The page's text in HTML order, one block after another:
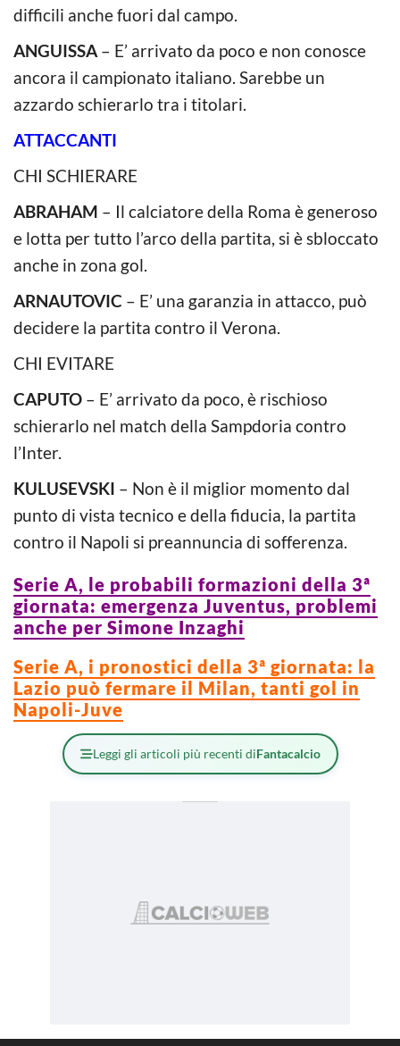
difficili anche fuori dal campo.
ANGUISSA – E’ arrivato da poco e non conosce
ancora il campionato italiano. Sarebbe un
azzardo schierarlo tra i titolari.
ATTACCANTI
CHI SCHIERARE
ABRAHAM – Il calciatore della Roma è generoso
e lotta per tutto l’arco della partita, si è sbloccato
anche in zona gol.
ARNAUTOVIC – E’ una garanzia in attacco, può
decidere la partita contro il Verona.
CHI EVITARE
CAPUTO – E’ arrivato da poco, è rischioso
schierarlo nel match della Sampdoria contro
l’Inter.
KULUSEVSKI – Non è il miglior momento dal
punto di vista tecnico e della fiducia, la partita
contro il Napoli si preannuncia di sofferenza.
Serie A, le probabili formazioni della 3ª
giornata: emergenza Juventus, problemi
anche per Simone Inzaghi
Serie A, i pronostici della 3ª giornata: la
Lazio può fermare il Milan, tanti gol in
Napoli-Juve
Leggi gli articoli più recenti diFantacalcio